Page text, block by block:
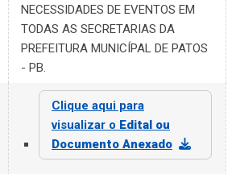
NECESSIDADES DE EVENTOS EM
TODAS AS SECRETARIAS DA
PREFEITURA MUNICÍPAL DE PATOS
- PB.
Clique aqui para
visualizar o Edital ou
Documento Anexado